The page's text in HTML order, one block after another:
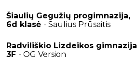
Šiaulių Gegužių progimnazija,
6d klasė - Saulius Prūsaitis
Radviliškio Lizdeikos gimnazija
3F - OG Version